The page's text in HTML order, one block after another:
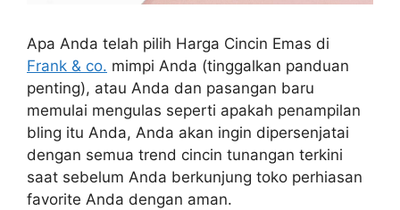
Apa Anda telah pilih Harga Cincin Emas di
Frank & co. mimpi Anda (tinggalkan panduan
penting), atau Anda dan pasangan baru
memulai mengulas seperti apakah penampilan
bling itu Anda, Anda akan ingin dipersenjatai
dengan semua trend cincin tunangan terkini
saat sebelum Anda berkunjung toko perhiasan
favorite Anda dengan aman.